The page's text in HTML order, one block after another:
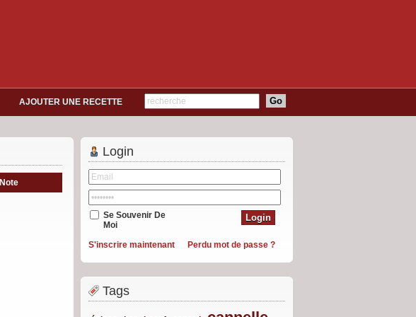
AJOUTER UNE RECETTE
Login
Se Souvenir De
Moi
S'inscrire maintenant
Perdu mot de passe ?
Tags
Note